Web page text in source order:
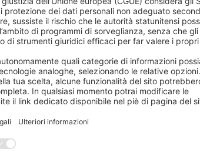
Lasciati ispirare